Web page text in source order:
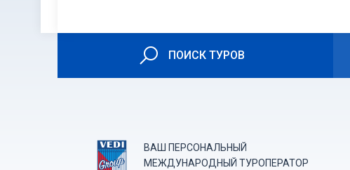
ПОИСК ТУРОВ
ВАШ ПЕРСОНАЛЬНЫЙ
МЕЖДУНАРОДНЫЙ ТУРОПЕРАТОР